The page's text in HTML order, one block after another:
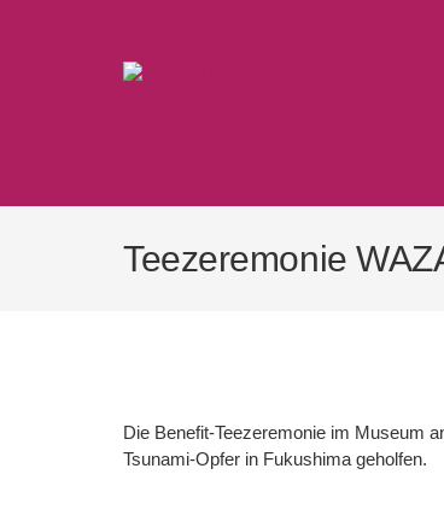
Teezeremonie
Die Benefit-Teezeremonie im Museum
Tsunami-Opfer in Fukushima geholfen.